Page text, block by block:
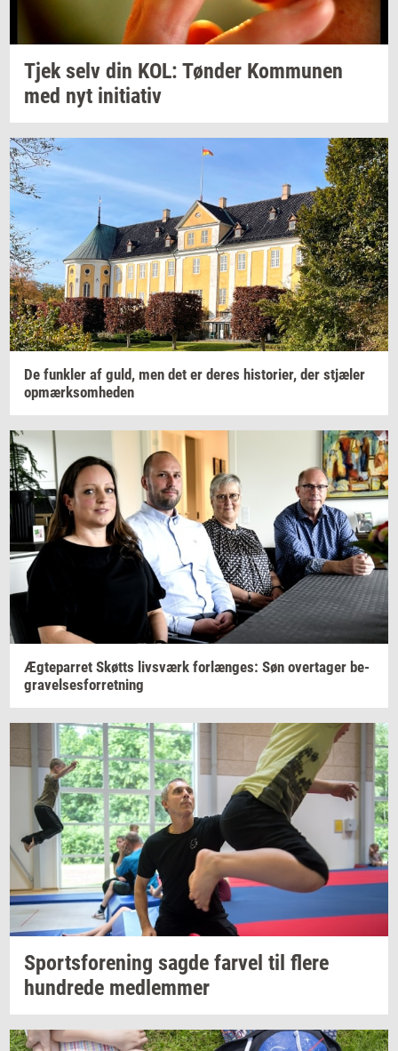
Tjek selv din KOL: Tøn­der Kom­mu­nen
med nyt ini­ti­a­tiv
De funk­ler af guld, men det er deres hi­sto­ri­er, der stjæ­ler
op­mærk­som­he­den
Æg­te­par­ret Skøtts livs­værk for­læn­ges: Søn over­ta­ger be­
gra­vel­ses­for­ret­ning
Sport­s­for­e­ning sagde far­vel til flere
hund­re­de med­lem­mer